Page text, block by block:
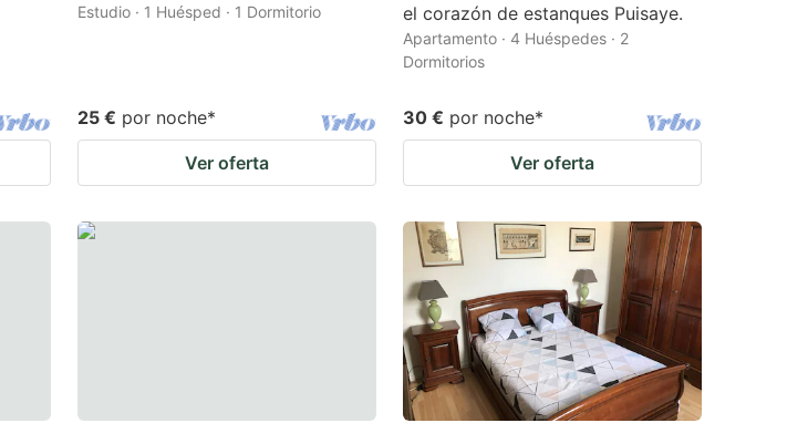
Estudio · 1 Huésped · 1 Dormitorio
25 € por noche*
Ver oferta
el corazón de estanques Puisaye.
Apartamento · 4 Huéspedes · 2
Dormitorios
30 € por noche*
Ver oferta